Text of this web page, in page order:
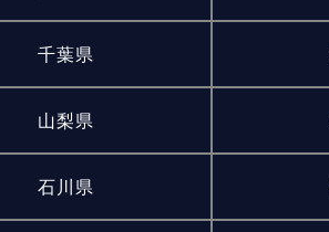
千葉県
山梨県
石川県